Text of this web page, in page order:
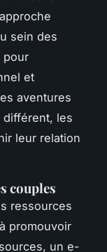
sein des
pour
et
aventures
différent, les
leur relation
couples
ressources
promouvoir
un e-